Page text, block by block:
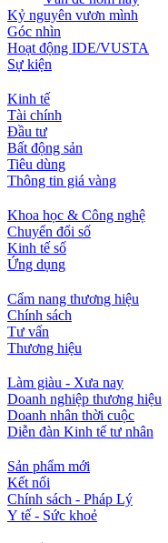
Kỷ nguyên vươn mình
Góc nhìn
Hoạt động IDE/VUSTA
Sự kiện
Kinh tế
Tài chính
Đầu tư
Bất động sản
Tiêu dùng
Thông tin giá vàng
Khoa học & Công nghệ
Chuyển đổi số
Kinh tế số
Ứng dụng
Cẩm nang thương hiệu
Chính sách
Tư vấn
Thương hiệu
Làm giàu - Xưa nay
Doanh nghiệp thương hiệu
Doanh nhân thời cuộc
Diễn đàn Kinh tế tư nhân
Sản phẩm mới
Kết nối
Chính sách - Pháp Lý
Y tế - Sức khoẻ